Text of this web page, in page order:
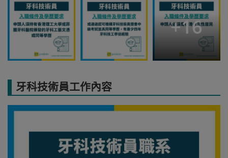
+16
牙科技術員工作內容